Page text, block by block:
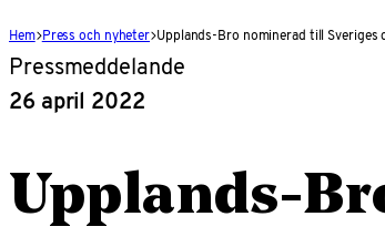
Hem Press och nyheter Upplands-Bro nominerad till
Pressmeddelande
26 april 2022
Upplands-